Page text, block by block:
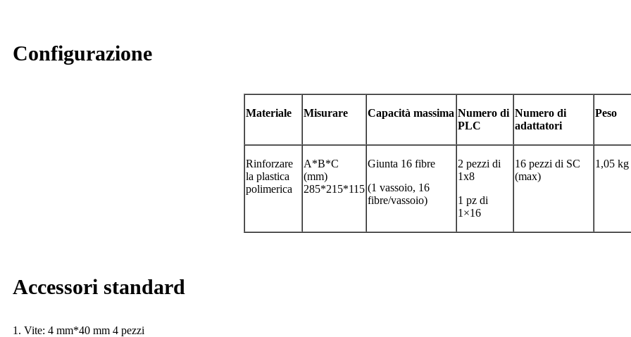
Configurazione
Materiale Misurare Capacità massima Numero di
PLC
Numero di
adattatori
Peso
Rinforzare
la plastica
polimerica
A*B*C
(mm)
285*215*115
Giunta 16 fibre
(1 vassoio, 16
fibre/vassoio)
2 pezzi di
1x8
1 pz di
1×16
16 pezzi di SC
(max)
1,05 kg
Accessori standard
1. Vite: 4 mm*40 mm 4 pezzi